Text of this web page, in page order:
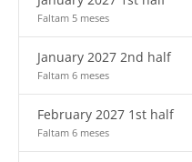
Faltam 5 meses
January 2027 2nd half
Faltam 6 meses
February 2027 1st half
Faltam 6 meses